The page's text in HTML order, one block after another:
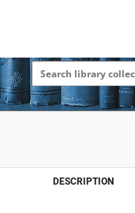
DESCRIPTION